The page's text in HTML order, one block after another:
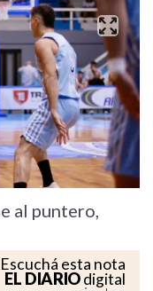
al puntero,
Escuchá esta nota
EL DIARIOdigital